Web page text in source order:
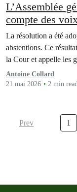
L’Assemblée
compte des
Cour
obligations des
La résolution a été
abstentions. Ce
la Cour et appelle les
Antoine Collard
21 mai 2026
2 min
Prev 1